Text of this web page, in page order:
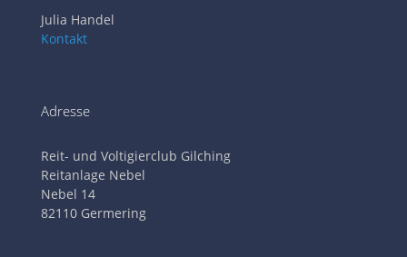
Julia Handel
Kontakt
Adresse
Reit- und Voltigierclub Gilching
Reitanlage Nebel
Nebel 14
82110 Germering